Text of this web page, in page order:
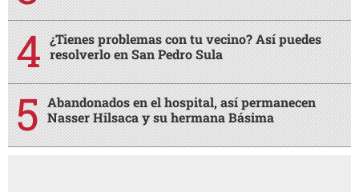
¿Tienes problemas con tu vecino? Así puedes
resolverlo en San Pedro Sula
Abandonados en el hospital, así permanecen
Nasser Hilsaca y su hermana Básima